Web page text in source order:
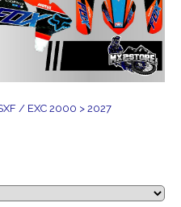
/ EXC 2000 > 2027